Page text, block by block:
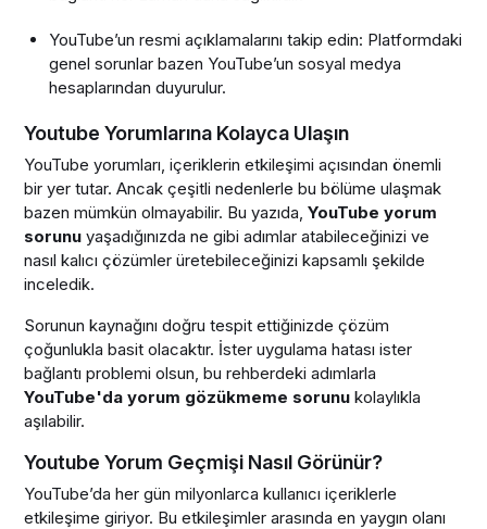
YouTube’un resmi açıklamalarını takip edin: Platformdaki
genel sorunlar bazen YouTube’un sosyal medya
hesaplarından duyurulur.
Youtube Yorumlarına Kolayca Ulaşın
YouTube yorumları, içeriklerin etkileşimi açısından önemli
bir yer tutar. Ancak çeşitli nedenlerle bu bölüme ulaşmak
bazen mümkün olmayabilir. Bu yazıda, YouTube yorum
sorunu yaşadığınızda ne gibi adımlar atabileceğinizi ve
nasıl kalıcı çözümler üretebileceğinizi kapsamlı şekilde
inceledik.
Sorunun kaynağını doğru tespit ettiğinizde çözüm
çoğunlukla basit olacaktır. İster uygulama hatası ister
bağlantı problemi olsun, bu rehberdeki adımlarla
YouTube'da yorum gözükmeme sorunu kolaylıkla
aşılabilir.
Youtube Yorum Geçmişi Nasıl Görünür?
YouTube’da her gün milyonlarca kullanıcı içeriklerle
etkileşime giriyor. Bu etkileşimler arasında en yaygın olanı